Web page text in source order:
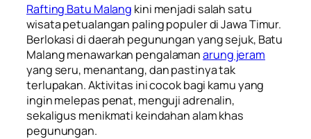
Rafting Batu Malang kini menjadi salah satu
wisata petualangan paling populer di Jawa Timur.
Berlokasi di daerah pegunungan yang sejuk, Batu
Malang menawarkan pengalamanarung jeram
yang seru, menantang, dan pastinya tak
terlupakan. Aktivitas ini cocok bagi kamu yang
ingin melepas penat, menguji adrenalin,
sekaligus menikmati keindahan alam khas
pegunungan.